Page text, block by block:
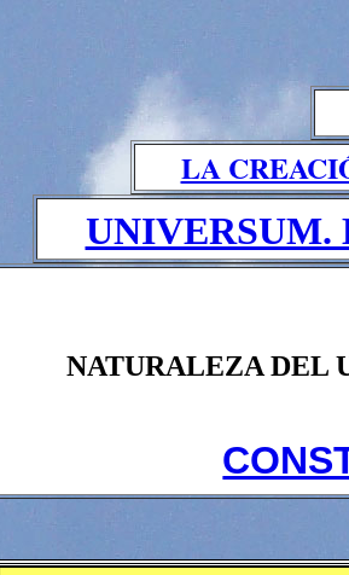
LA
UNIVERSUM.
NATURALEZA DEL